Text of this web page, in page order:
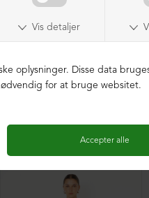
Ruskindsbukser tight fit